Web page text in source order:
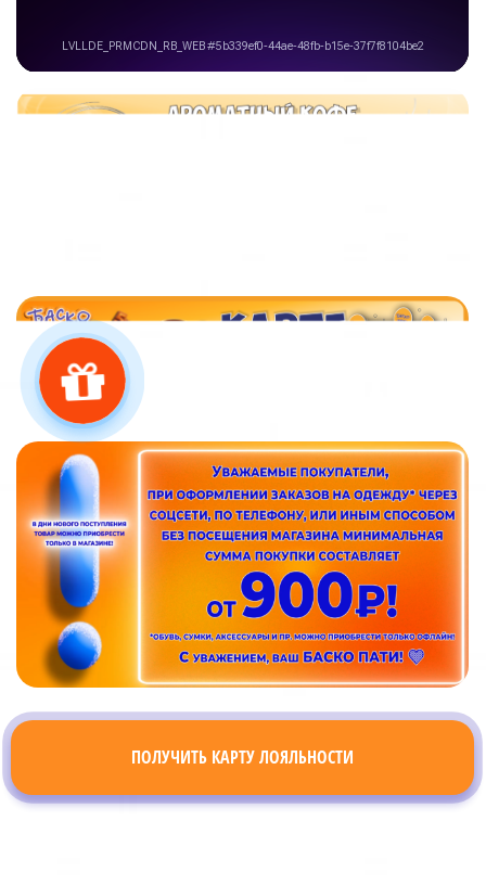
ПОЛУЧИТЬ КАРТУ ЛОЯЛЬНОСТИ